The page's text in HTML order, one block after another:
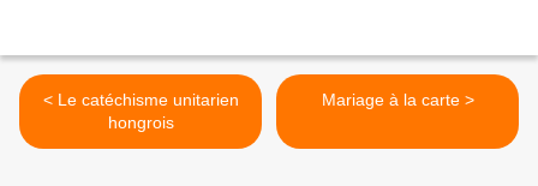
< Le catéchisme unitarien
hongrois
Mariage à la carte >